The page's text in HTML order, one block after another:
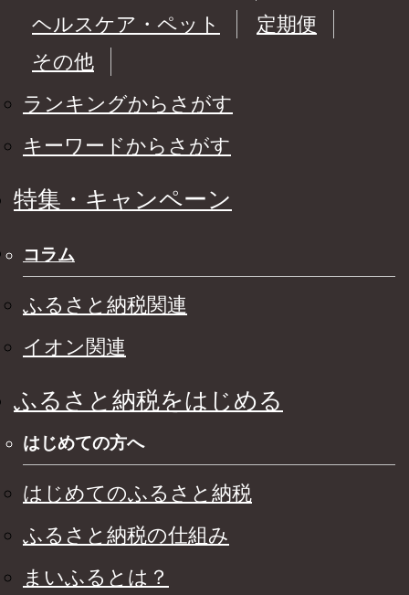
ヘルスケア・ペット
定期便
その他
ランキングからさがす
キーワードからさがす
特集・キャンペーン
コラム
ふるさと納税関連
イオン関連
ふるさと納税をはじめる
はじめての方へ
はじめてのふるさと納税
ふるさと納税の仕組み
まいふるとは？